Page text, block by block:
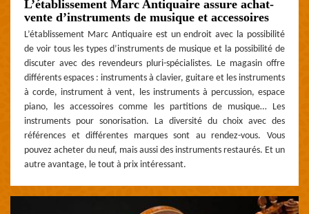
L’établissement Marc Antiquaire assure achat-
vente d’instruments de musique et accessoires
L’établissement Marc Antiquaire est un endroit avec la possibilité
de voir tous les types d’instruments de musique et la possibilité de
discuter avec des revendeurs pluri-spécialistes. Le magasin offre
différents espaces : instruments à clavier, guitare et les instruments
à corde, instrument à vent, les instruments à percussion, espace
piano, les accessoires comme les partitions de musique… Les
instruments pour sonorisation. La diversité du choix avec des
références et différentes marques sont au rendez-vous. Vous
pouvez acheter du neuf, mais aussi des instruments restaurés. Et un
autre avantage, le tout à prix intéressant.